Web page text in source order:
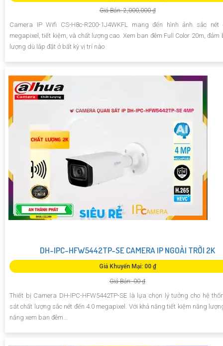
Giá Bán: 2,000,000 ₫
Camera IP Wifi CS-H8c-R200-1J4WKFL mang đến hình ảnh sắc nét
megapixel, tiết kiệm, và chất lượng cao. Xem ban đêm Full Color 20m, đảm
lượng dù lắp đặt ở bất kỳ vị trí nào
DH-IPC-HFW5442TP-SE CAMERA IP NGOÀI TRỜI 2K
Giá Khuyến Mại: 00 ₫
Giá Bán: 00 ₫
Thiết bị Camera DH-IPC-HFW5442TP-SE là lựa chọn lý tưởng cho hệ
sát chất lượng sắc nét đến 4.0 megapixel. Với khả năng tiết kiệm năng
năng xem ban đêm...